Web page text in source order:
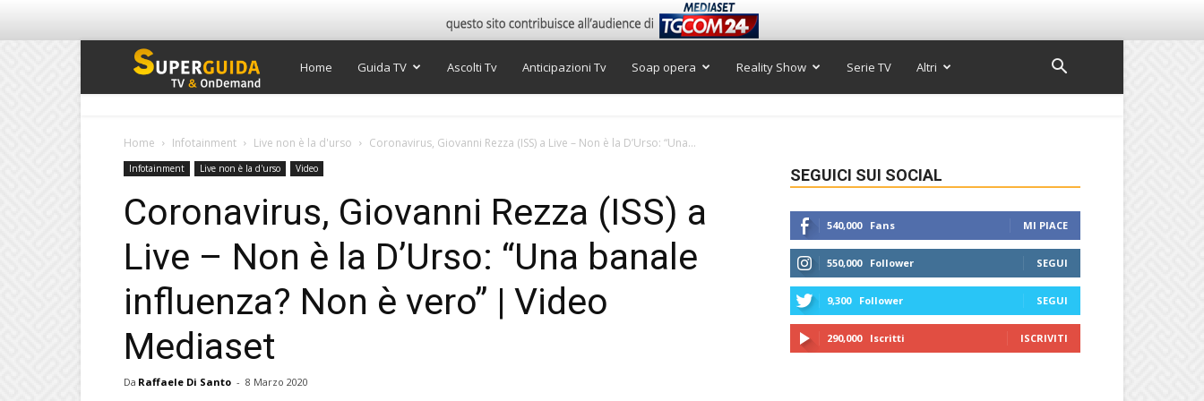
Super
TV
Home Guida TV Ascolti Tv Anticipazioni Tv Soap opera Reality Show Serie TV Altri
Home Infotainment Live non è la d'urso Coronavirus, Giovanni Rezza (ISS) a Live – Non è la D’Urso: “Una...
Infotainment Live non è la d'urso Video
Coronavirus, Giovanni Rezza (ISS) a
Live – Non è la D’Urso: “Una banale
influenza? Non è vero” | Video
Mediaset
Da Raffaele Di Santo - 8 Marzo 2020
SEGUICI SUI SOCIAL
540,000 Fans MI PIACE
550,000 Follower SEGUI
9,300 Follower SEGUI
290,000 Iscritti ISCRIVITI